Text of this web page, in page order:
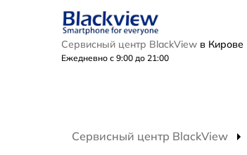
Сервисный центр BlackView в Кирове
Ежедневно с 9:00 до 21:00
Сервисный центр BlackView